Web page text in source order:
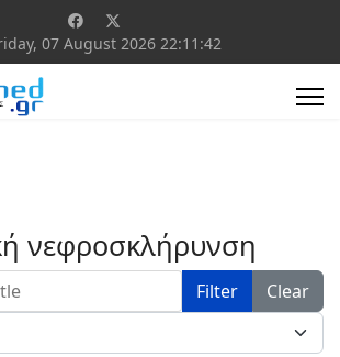
07 August 2026 22:11:42
νεφροσκλήρυνση
Filter
Clear